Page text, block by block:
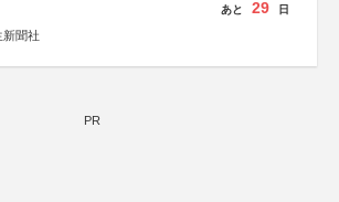
新聞社
あと 29 日
PR